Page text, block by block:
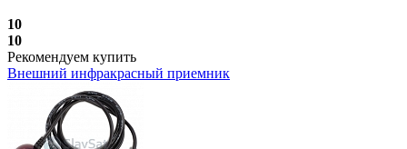
10
10
Рекомендуем купить
Внешний инфракрасный приемник